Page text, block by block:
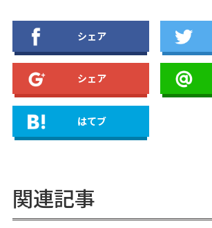
シェア
シェア
はてブ
関連記事